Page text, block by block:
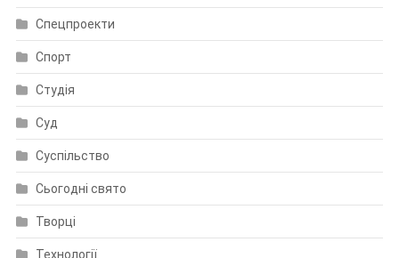
Спецпроекти
Спорт
Студія
Суд
Суспільство
Сьогодні свято
Творці
Технології